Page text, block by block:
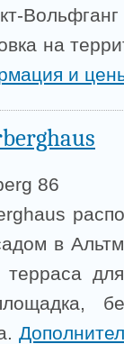
на
и
86
в